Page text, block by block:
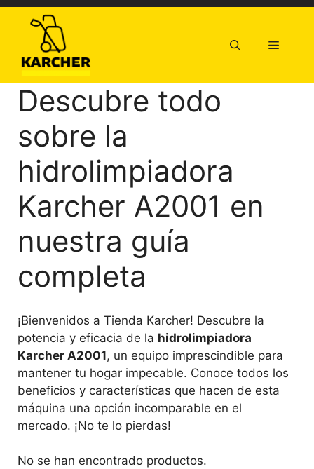
Saltar
contenido
Menú
Descubre todo
sobre la
hidrolimpiadora
Karcher A2001 en
nuestra guía
completa
¡Bienvenidos a Tienda Karcher! Descubre la
potencia y eficacia de la hidrolimpiadora
Karcher A2001, un equipo imprescindible para
mantener tu hogar impecable. Conoce todos los
beneficios y características que hacen de esta
máquina una opción incomparable en el
mercado. ¡No te lo pierdas!
No se han encontrado productos.